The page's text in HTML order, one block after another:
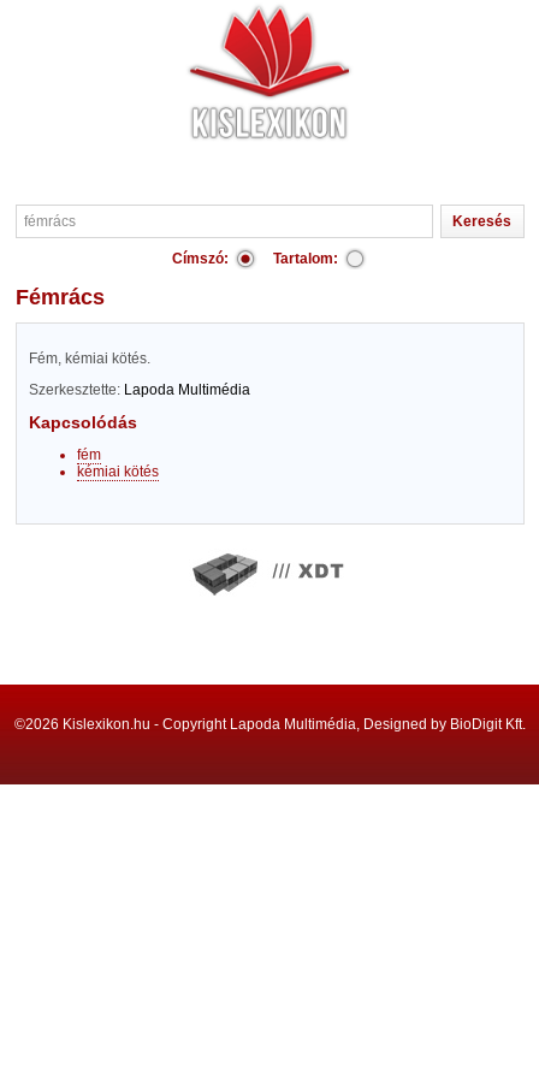
Címszó: Tartalom:
fémrács
Fém, kémiai kötés.
Szerkesztette: Lapoda Multimédia
Kapcsolódás
fém
kémiai kötés
©2026 Kislexikon.hu - Copyright Lapoda Multimédia, Designed by BioDigit Kft.